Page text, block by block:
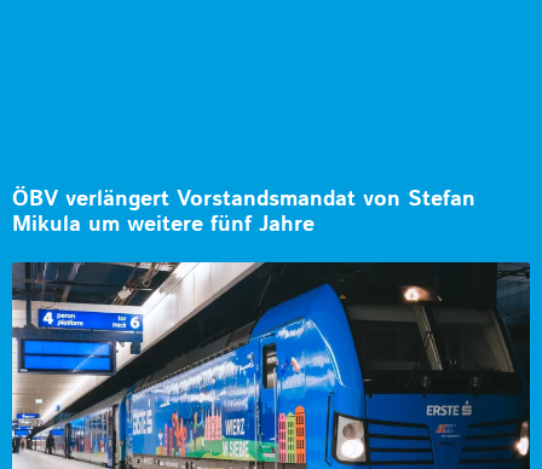
ÖBV verlängert Vorstandsmandat von Stefan
Mikula um weitere fünf Jahre